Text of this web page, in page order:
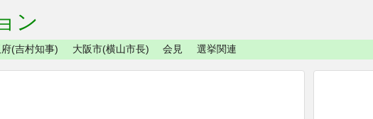
ン
(吉村知事) 大阪市(横山市長) 会見 選挙関連